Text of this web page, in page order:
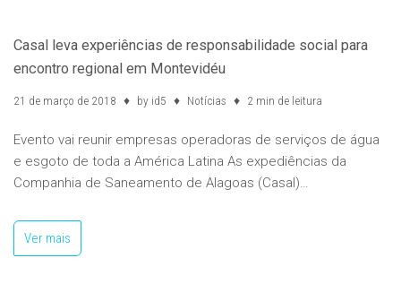
Casal leva experiências de responsabilidade social para
encontro regional em Montevidéu
21 de março de 2018 by id5 Notícias 2 min de leitura
Evento vai reunir empresas operadoras de serviços de água
e esgoto de toda a América Latina As expediências da
Companhia de Saneamento de Alagoas (Casal)…
Ver mais